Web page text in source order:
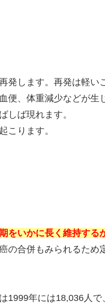
発します。再発は軽い
便、体重減少などが生
しば現れます。
こります。
をいかに長く維持する
の合併もみられるため
1999年には18,036人